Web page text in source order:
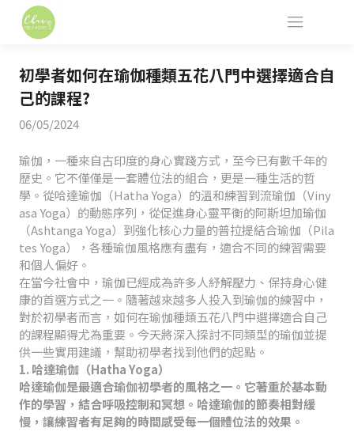
初學者如何在瑜伽種類五花八門中選擇適合自
己的課程?
06/05/2024
瑜伽，一種來自古印度的身心實踐方式，至今已有數千年的
歷史。它不僅僅是一套體位法的組合，更是一種生活的哲
學。從哈達瑜伽（Hatha Yoga）的溫和練習到流瑜伽（Viny
asa Yoga）的動態序列，從促進身心靈平衡的阿斯坦加瑜伽
（Ashtanga Yoga）到強化核心力量的普拉提結合瑜伽（Pila
tes Yoga），各種瑜伽風格應有盡有，適合不同的練習需要
和個人偏好。
在當今社會中，瑜伽已經成為許多人紓解壓力、保持身心健
康的首選方式之一。隨著越來越多人投入到瑜伽的練習中，
對於初學者而言，如何在瑜伽種類五花八門中選擇適合自己
的課程顯得尤為重要。今天將深入探討不同類型的瑜伽並提
供一些實用建議，幫助初學者找到他們的起點。
1. 哈達瑜伽（Hatha Yoga）
哈達瑜伽是最適合瑜伽初學者的風格之一。它著重於基本動
作的學習，結合呼吸控制和冥想。哈達瑜伽的節奏相對緩
慢，讓練習者有足夠的時間感受每一個體位法的效果。